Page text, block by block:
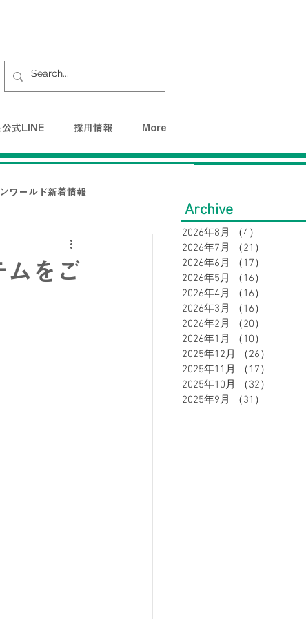
公式LINE 採用情報 More
ワールド新着情報
ムをご
Archive
2026年8月 （4）
2026年7月
（21）
2026年6月
（17）
2026年5月
（16）
2026年4月
（16）
2026年3月
（16）
2026年2月
（20）
2026年1月
（10）
2025年12月
（26）
2025年11月
（17）
2025年10月
（32）
2025年9月
（31）